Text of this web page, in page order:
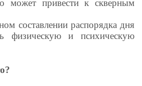
привести к скверным
составлении распорядка дня
физическую и психическую